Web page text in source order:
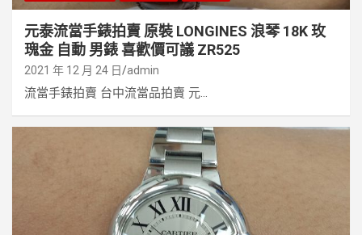
元泰流當手錶拍賣 原裝 LONGINES 浪琴 18K 玫
瑰金 自動 男錶 喜歡價可議 ZR525
2021 年 12 月 24 日 admin
流當手錶拍賣 台中流當品拍賣 元...